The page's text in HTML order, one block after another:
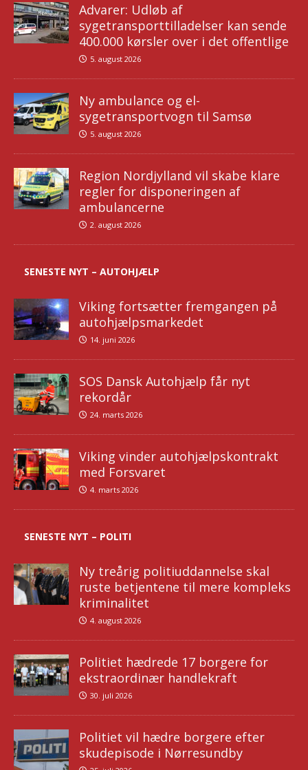
Advarer: Udløb af
sygetransporttilladelser kan sende
400.000 kørsler over i det offentlige
5. august 2026
Ny ambulance og el-
sygetransportvogn til Samsø
5. august 2026
Region Nordjylland vil skabe klare
regler for disponeringen af
ambulancerne
2. august 2026
SENESTE NYT – AUTOHJÆLP
Viking fortsætter fremgangen på
autohjælpsmarkedet
14. juni 2026
SOS Dansk Autohjælp får nyt
rekordår
24. marts 2026
Viking vinder autohjælpskontrakt
med Forsvaret
4. marts 2026
SENESTE NYT – POLITI
Ny treårig politiuddannelse skal
ruste betjentene til mere kompleks
kriminalitet
4. august 2026
Politiet hædrede 17 borgere for
ekstraordinær handlekraft
30. juli 2026
Politiet vil hædre borgere efter
skudepisode i Nørresundby